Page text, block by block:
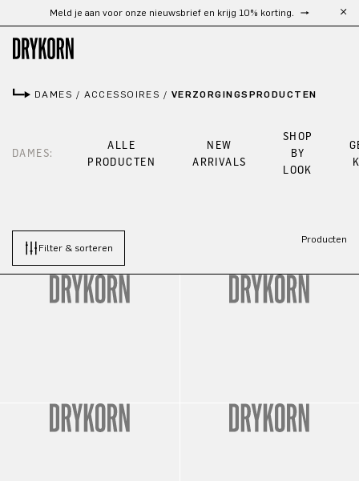
Ga naar de hoofdinhoud
Meld je aan voor onze nieuwsbrief en krijg 10% korting.
DAMES / ACCESSOIRES / VERZORGINGSPRODUCTEN
DAMES:
ALLE
PRODUCTEN
NEW
ARRIVALS
SHOP
BY
LOOK
Filter & sorteren
Producten